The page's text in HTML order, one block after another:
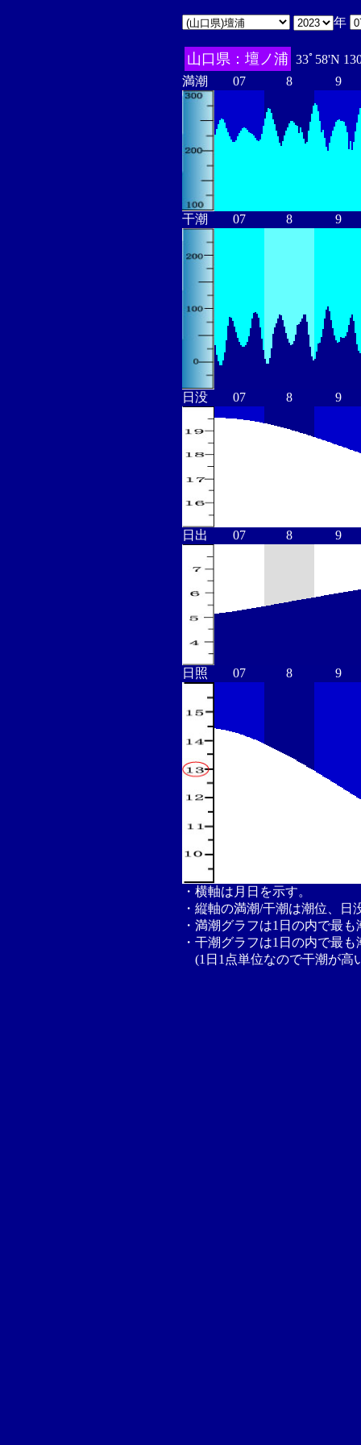
年
山口県：壇ノ浦 33ﾟ58'N
満潮
07 8 9
干潮 07 8 9
日没 07 8 9
日出 07 8 9
日照 07 8 9
・横軸は月日を示す。
・縦軸の満潮/干潮は潮位、
・満潮グラフは1日の内で最
・干潮グラフは1日の内で最
(1日1点単位なので干潮が高